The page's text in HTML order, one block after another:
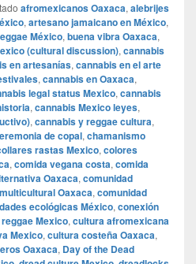
afromexicanos Oaxaca, alebrijes
, artesano jamaicano en México,
México, buena vibra Oaxaca,
(cultural discussion), cannabis
en artesanías, cannabis en el arte
, cannabis en Oaxaca,
legal status Mexico, cannabis
, cannabis Mexico leyes,
, cannabis y reggae cultura,
de copal, chamanismo
rastas Mexico, colores
, comida vegana costa, comida
Oaxaca, comunidad
Oaxaca, comunidad
ecológicas México, conexión
Mexico, cultura afromexicana
Mexico, cultura costeña Oaxaca,
Oaxaca, Day of the Dead